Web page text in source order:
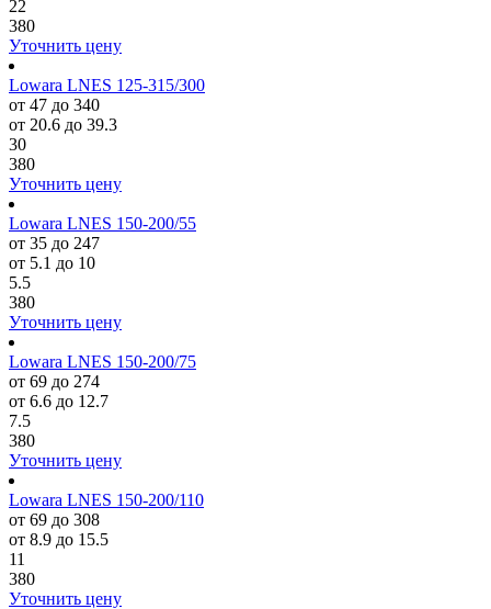
22
380
Уточнить цену
Lowara LNES 125-315/300
от 47 до 340
от 20.6 до 39.3
30
380
Уточнить цену
Lowara LNES 150-200/55
от 35 до 247
от 5.1 до 10
5.5
380
Уточнить цену
Lowara LNES 150-200/75
от 69 до 274
от 6.6 до 12.7
7.5
380
Уточнить цену
Lowara LNES 150-200/110
от 69 до 308
от 8.9 до 15.5
11
380
Уточнить цену